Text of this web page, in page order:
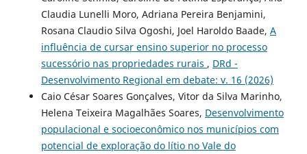
Claudia Lunelli Moro, Adriana Pereira Benjamini,
Rosana Claudio Silva Ogoshi, Joel Haroldo Baade, A
influência de cursar ensino superior no processo
sucessório nas propriedades rurais , DRd -
Desenvolvimento Regional em debate: v. 16 (2026)
Caio César Soares Gonçalves, Vitor da Silva Marinho,
Helena Teixeira Magalhães Soares, Desenvolvimento
populacional e socioeconômico nos municípios com
potencial de exploração do lítio no Vale do